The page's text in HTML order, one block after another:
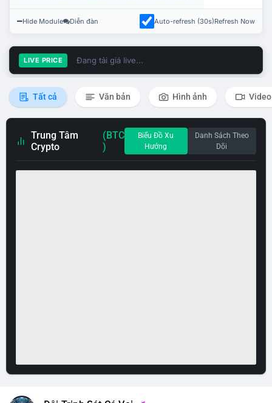
Hide Module Diễn đàn Auto-refresh (30s)Refresh Now
LIVE PRICE Đang tải giá live...
Tất cả Văn bản Hình ảnh Video
Trung Tâm
Crypto
(BTC
)
Biểu Đồ Xu
Hướng
Danh Sách Theo
Dõi